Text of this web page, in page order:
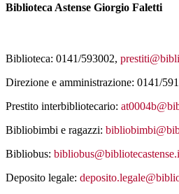
Biblioteca Astense Giorgio Faletti
Biblioteca: 0141/593002,
Direzione e amministrazione: 0141/
Prestito interbibliotecario:
Bibliobimbi e ragazzi:
Bibliobus:
Deposito legale: